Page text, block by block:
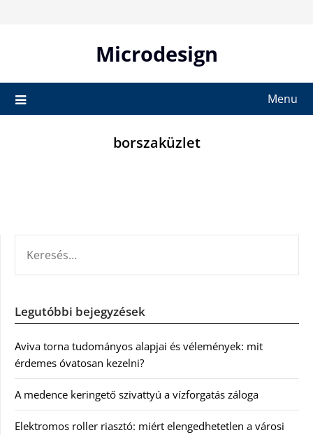
Microdesign
Menu
borszaküzlet
Legutóbbi bejegyzések
Aviva torna tudományos alapjai és vélemények: mit
érdemes óvatosan kezelni?
A medence keringető szivattyú a vízforgatás záloga
Elektromos roller riasztó: miért elengedhetetlen a városi